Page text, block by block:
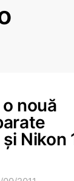
nouă
Nikon